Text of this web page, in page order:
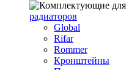
радиаторов
Global
Rifar
Rommer
Кронштейны